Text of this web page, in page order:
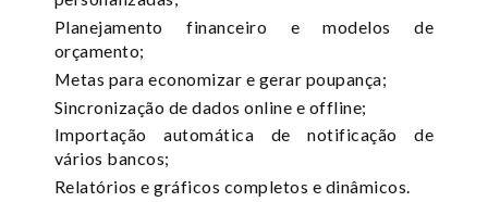
Planejamento financeiro e modelos de
orçamento;
Metas para economizar e gerar poupança;
Sincronização de dados online e offline;
Importação automática de notificação de
vários bancos;
Relatórios e gráficos completos e dinâmicos.